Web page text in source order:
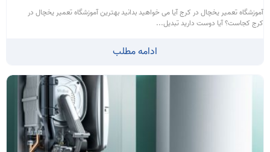
آموزشگاه تعمیر یخچال در کرج آیا می خواهید بدانید بهترین آموزشگاه تعمیر یخچال در
کرج کجاست؟ آیا دوست دارید تبدیل...
ادامه مطلب